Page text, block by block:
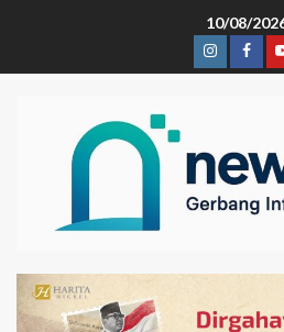
10/08/